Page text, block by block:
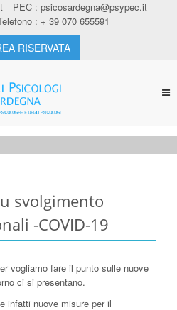
PEC : psicosardegna@psypec.it
: + 39 070 655591
RISERVATA
svolgimento
-COVID-19
vogliamo fare il punto sulle nuove
ci si presentano.
infatti nuove misure per il